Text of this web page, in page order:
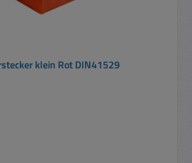
klein Rot DIN41529